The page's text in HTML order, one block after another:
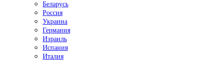
Беларусь
Россия
Украина
Германия
Израиль
Испания
Италия